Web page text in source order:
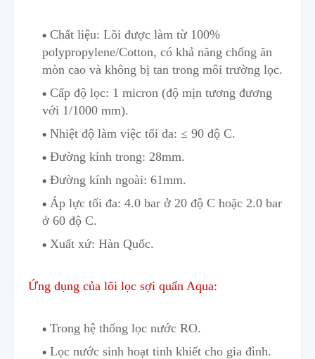
Chất liệu: Lõi được làm từ 100%
polypropylene/Cotton, có khả năng chống ăn
mòn cao và không bị tan trong môi trường lọc.
Cấp độ lọc: 1 micron (độ mịn tương đương
với 1/1000 mm).
Nhiệt độ làm việc tối đa: ≤ 90 độ C.
Đường kính trong: 28mm.
Đường kính ngoài: 61mm.
Áp lực tối đa: 4.0 bar ở 20 độ C hoặc 2.0 bar
ở 60 độ C.
Xuất xứ: Hàn Quốc.
Ứng dụng của lõi lọc sợi quấn Aqua:
Trong hệ thống lọc nước RO.
Lọc nước sinh hoạt tinh khiết cho gia đình.